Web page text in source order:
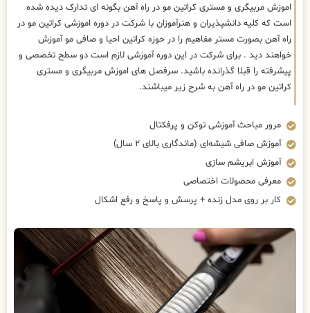
اموزش مربیگری و مستری کراتین مو در راه آهن بگونه ای تدارک دیده شده
است که کلیه دانشپذیران و هنرآموزان با شرکت در دوره اموزشی کراتین مو در
راه آهن بصورت مستر مفاهیم را در حوزه کراتین احیا و صافی مو آموزش
خواهند دید . برای شرکت در این دوره آموزشی لازم است دو سطح تخصصی و
پیشرفته را قبلا گذرانده باشید. سرفصل های اموزش مربیگری و مستری
کراتین مو در راه آهن به شرح زیر میباشند.
مرور مباحث آموزشی توکن و پرفکتال
آموزش صافی شیشه‌ای (ماندگاری بالای ۲ سال)
آموزش ابریشم سازی
معرفی محصولات اختصاصی
کار بر روی مدل زنده + پرسش و پاسخ و رفع اشکال